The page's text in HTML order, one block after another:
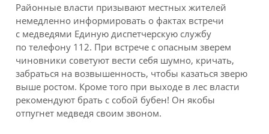
Районные власти призывают местных жителей
немедленно информировать о фактах встречи
с медведями Единую диспетчерскую службу
по телефону 112. При встрече с опасным зверем
чиновники советуют вести себя шумно, кричать,
забраться на возвышенность, чтобы казаться зверю
выше ростом. Кроме того при выходе в лес власти
рекомендуют брать с собой бубен! Он якобы
отпугнет медведя своим звоном.